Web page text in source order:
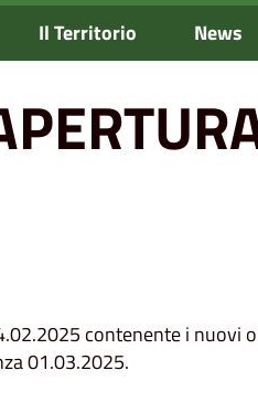
Il Territorio News
contenente i nuovi
01.03.2025.